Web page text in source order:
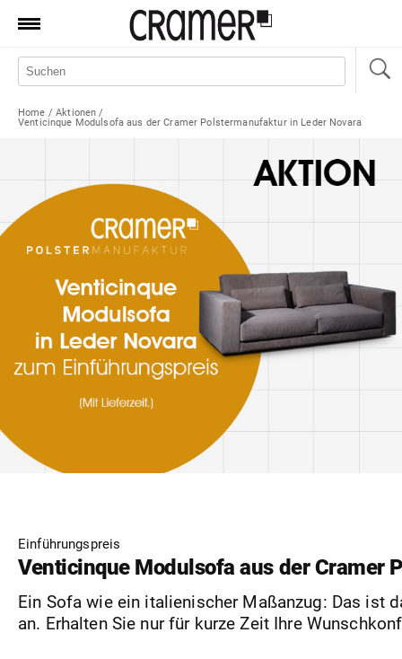
Produkte
Manufaktur
News
Service
Jobs
Shop
Home / Aktionen /
Venticinque Modulsofa aus der Cramer Polstermanufaktur in Leder Novara
Einführungspreis
Venticinque Modulsofa aus der Cramer
Ein Sofa wie ein italienischer Maßanzug: Das ist
an. Erhalten Sie nur für kurze Zeit Ihre